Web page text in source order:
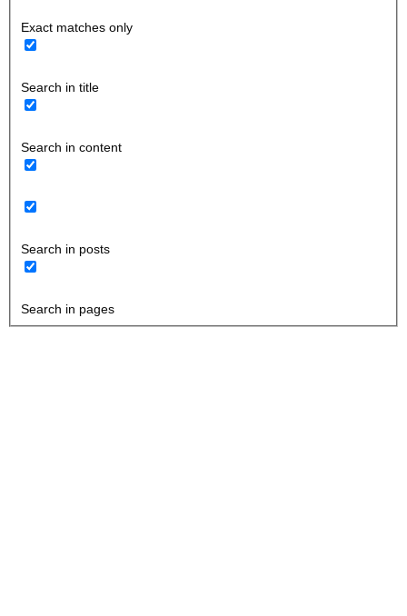
Exact matches only
Search in title
Search in content
Search in posts
Search in pages